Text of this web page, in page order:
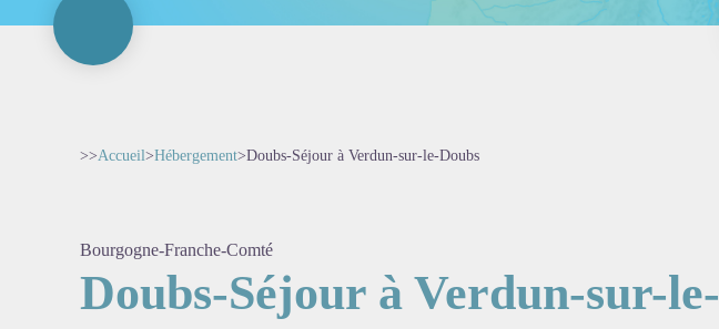
>>Accueil>Hébergement>Doubs-Séjour à Verdun-sur-le-Doubs
Bourgogne-Franche-Comté
Doubs-Séjour à Verdun-sur-le-